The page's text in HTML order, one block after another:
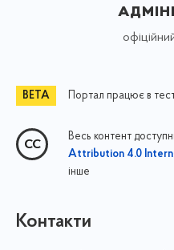
Портал працює в
Весь контент
Attribution 4.0
інше
Контакти